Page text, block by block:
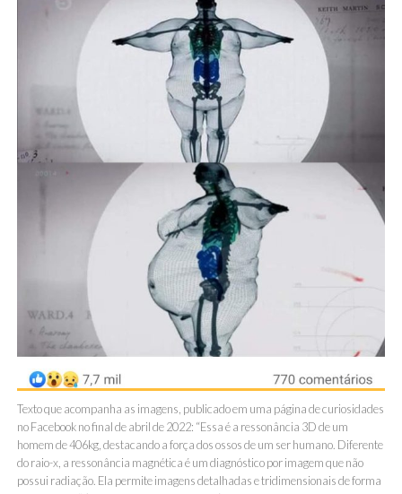
Texto que acompanha as imagens, publicado em uma página de curiosidades
no Facebook no final de abril de 2022: “Essa é a ressonância 3D de um
homem de 406kg, destacando a força dos ossos de um ser humano. Diferente
do raio-x, a ressonância magnética é um diagnóstico por imagem que não
possui radiação. Ela permite imagens detalhadas e tridimensionais de forma